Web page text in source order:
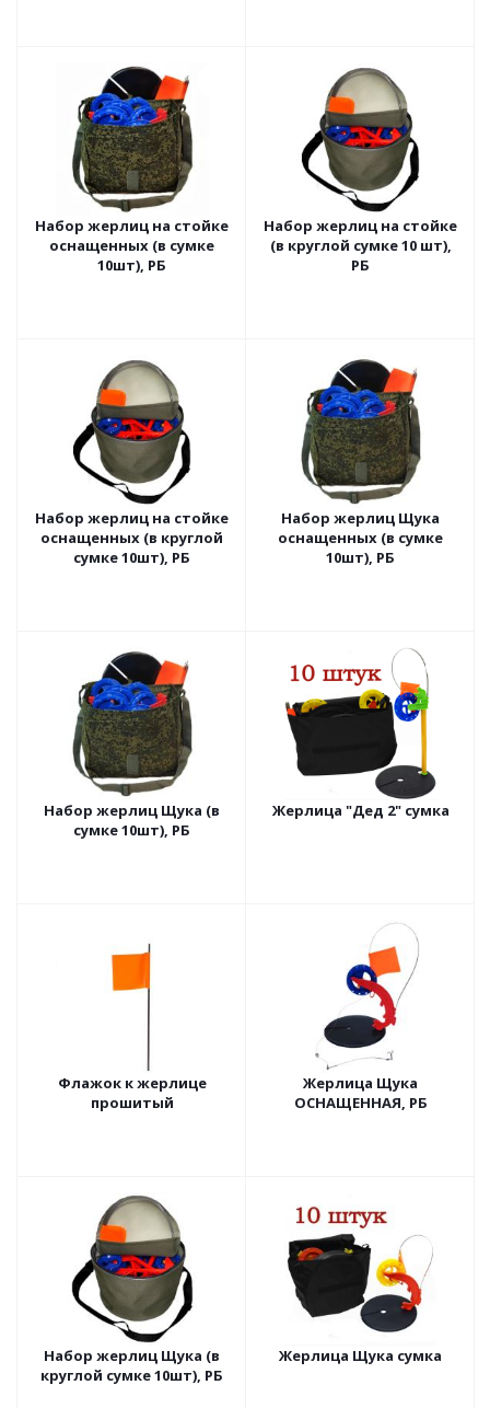
Набор жерлиц на стойке
оснащенных (в сумке
10шт), РБ
Набор жерлиц на стойке
(в круглой сумке 10 шт),
РБ
Набор жерлиц на стойке
оснащенных (в круглой
сумке 10шт), РБ
Набор жерлиц Щука
оснащенных (в сумке
10шт), РБ
Набор жерлиц Щука (в
сумке 10шт), РБ
Жерлица "Дед 2" сумка
Флажок к жерлице
прошитый
Жерлица Щука
ОСНАЩЕННАЯ, РБ
Набор жерлиц Щука (в
круглой сумке 10шт), РБ
Жерлица Щука сумка